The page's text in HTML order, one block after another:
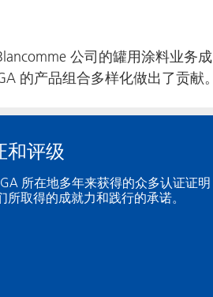
公司的罐用涂料业务成
的产品组合多样化做出了贡献。
和评级
所在地多年来获得的众多认证证明
所取得的成就力和践行的承诺。